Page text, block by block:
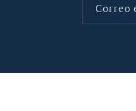
Correo